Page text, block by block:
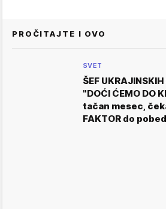
PROČITAJTE I OVO
SVET
ŠEF
"DOĆI ĆEMO DO
tačan mesec,
FAKTOR do